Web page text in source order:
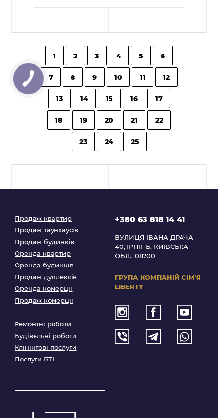
1 2 3 4 5 6
7 8 9 10 11 12
13 14 15 16 17
18 19 20 21 22
23 24 25
Продаж квартир
Продаж таунхаусів
Продаж будинків
Оренда квартир
Оренда будинків
Продаж дуплексів
Оренда комерції
Продаж комерції
Ремонтні роботи
Будівельні роботи
Клінінгові послуги
Послуги БТІ
+380 63 818 14 41
ВУЛИЦЯ ІВАНА ДРАЧА
40, ІРПІНЬ, КИЇВСЬКА
ОБЛ., 08200
ГРУПА КОМПАНІЙ СІМʼЯ
LIBERTY